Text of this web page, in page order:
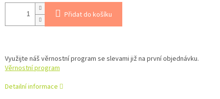
Přidat do košíku
Využijte náš věrnostní program se slevami již na první objednávku.
Věrnostní program
Detailní informace